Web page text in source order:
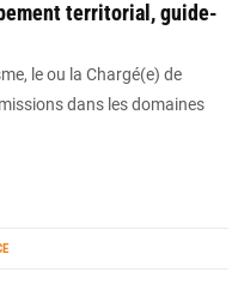
territorial, guide-
le ou la Chargé(e) de
dans les domaines